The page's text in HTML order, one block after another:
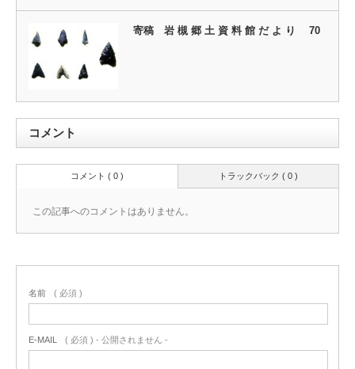
寄稿 岩 槻 郷 土 資 料 館 だ よ り 70
コメント
トラックバック ( 0 )
コメント ( 0 )
この記事へのコメントはありません。
名前 ( 必須 )
E-MAIL ( 必須 ) - 公開されません -